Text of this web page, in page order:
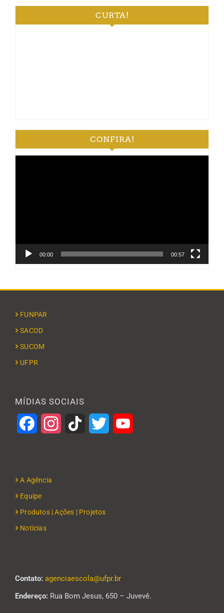
CURTA!
CONFIRA!
00:00 00:57
FUNPAR
SACOD
SUCOM
UFPR
MÍDIAS SOCIAIS
FacebookInstagramTikTok Twitter
A Agência
Equipe
Produtos | Ações | Projetos
Notícias
Contato: agenciaescola@ufpr.br
Endereço: Rua Bom Jesus, 650 – Juvevê.